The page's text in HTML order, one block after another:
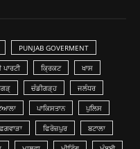
PUNJAB GOVERMENT
ਕ੍ਰਿਕਟ ਖਾਸ
ਚੰਡੀਗੜ੍ਹ ਜਲੰਧਰ
ਪਾਕਿਸਤਾਨ ਪੁਲਿਸ
ਫਗਵਾੜਾ ਫਿਰੋਜ਼ਪੁਰ ਬਟਾਲਾ